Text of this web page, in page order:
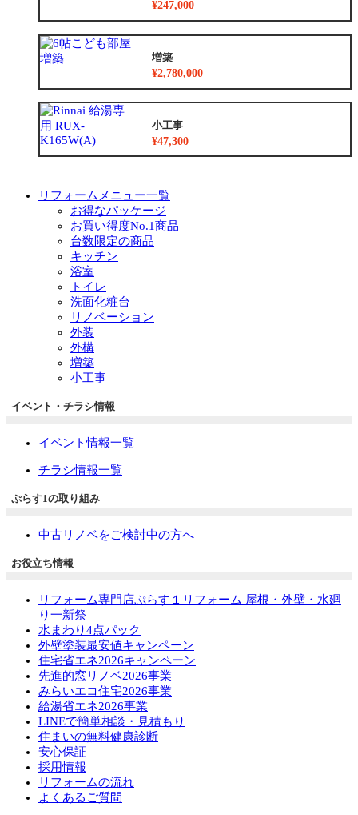
¥247,000
増築
¥2,780,000
小工事
¥47,300
リフォームメニュー一覧
お得なパッケージ
お買い得度No.1商品
台数限定の商品
キッチン
浴室
トイレ
洗面化粧台
リノベーション
外装
外構
増築
小工事
イベント・チラシ情報
イベント情報一覧
チラシ情報一覧
ぷらす1の取り組み
中古リノベをご検討中の方へ
お役立ち情報
リフォーム専門店ぷらす１リフォーム 屋根・外壁・水廻
り一新祭
水まわり4点パック
外壁塗装最安値キャンペーン
住宅省エネ2026キャンペーン
先進的窓リノベ2026事業
みらいエコ住宅2026事業
給湯省エネ2026事業
LINEで簡単相談・見積もり
住まいの無料健康診断
安心保証
採用情報
リフォームの流れ
よくあるご質問